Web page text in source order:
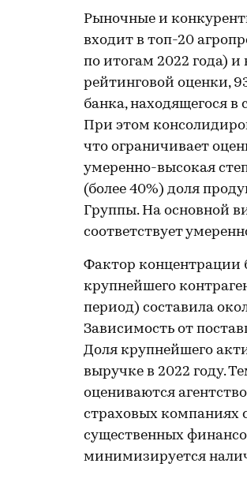
Рыночные и
входит в топ-20
по итогам 2022 года) и
рейтинговой оценки,
банка, находящегося в
При этом
что ограничивает
умеренно-высокая
(более 40%) доля
Группы. На основной
соответствует
Фактор концентрации
крупнейшего
период) составила
Зависимость от
Доля крупнейшего
выручке в 2022 году.
оцениваются
страховых компаниях
существенных
минимизируется